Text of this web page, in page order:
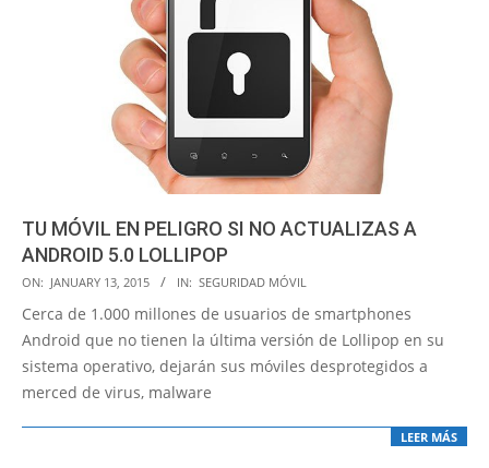
TU MÓVIL EN PELIGRO SI NO ACTUALIZAS A
ANDROID 5.0 LOLLIPOP
2015-
01-
13
ON: JANUARY 13, 2015 IN: SEGURIDAD MÓVIL
Cerca de 1.000 millones de usuarios de smartphones
Android que no tienen la última versión de Lollipop en su
sistema operativo, dejarán sus móviles desprotegidos a
merced de virus, malware
LEER MÁS